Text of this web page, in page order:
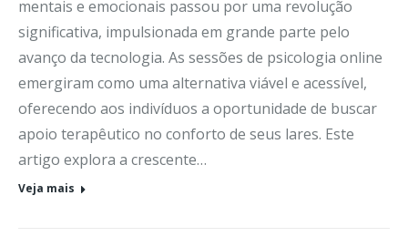
mentais e emocionais passou por uma revolução
significativa, impulsionada em grande parte pelo
avanço da tecnologia. As sessões de psicologia online
emergiram como uma alternativa viável e acessível,
oferecendo aos indivíduos a oportunidade de buscar
apoio terapêutico no conforto de seus lares. Este
artigo explora a crescente…
Veja mais